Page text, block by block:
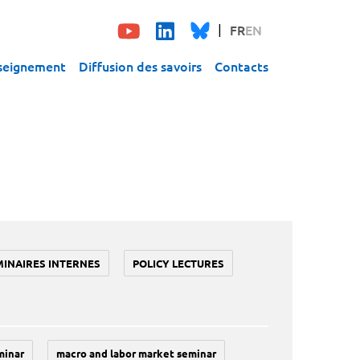
FREN
Diffusion des savoirs Contacts
INTERNES POLICY LECTURES
macro and labor market seminar